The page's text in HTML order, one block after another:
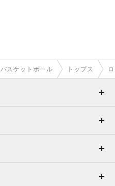
バスケットボール トップス